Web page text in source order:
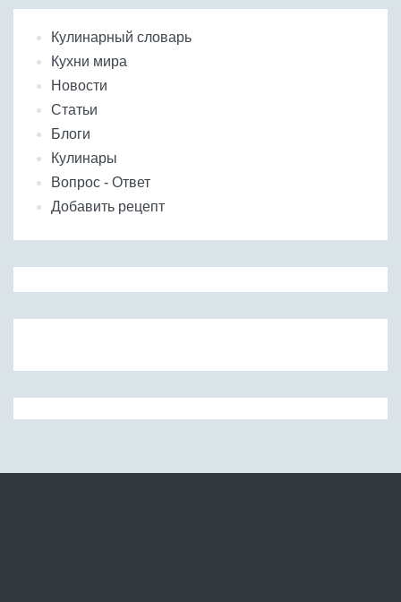
Кулинарный словарь
Кухни мира
Новости
Статьи
Блоги
Кулинары
Вопрос - Ответ
Добавить рецепт